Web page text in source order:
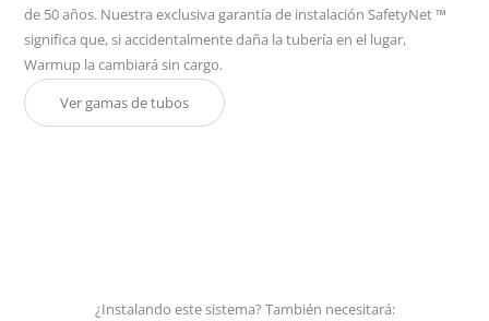
de 50 años. Nuestra exclusiva garantía de instalación SafetyNet ™
significa que, si accidentalmente daña la tubería en el lugar,
Warmup la cambiará sin cargo.
Ver gamas de tubos
¿Instalando este sistema? También necesitará: